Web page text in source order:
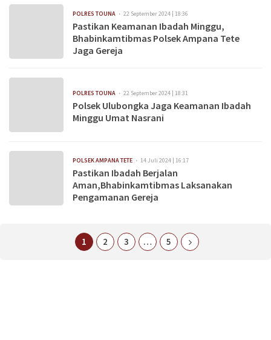
POLRES TOUNA 22 September 2024 | 18:36
Pastikan Keamanan Ibadah Minggu,
Bhabinkamtibmas Polsek Ampana Tete
Jaga Gereja
POLRES TOUNA 22 September 2024 | 18:31
Polsek Ulubongka Jaga Keamanan Ibadah
Minggu Umat Nasrani
POLSEK AMPANA TETE 14 Juli 2024 | 16:17
Pastikan Ibadah Berjalan
Aman,Bhabinkamtibmas Laksanakan
Pengamanan Gereja
1 2 3 … 5